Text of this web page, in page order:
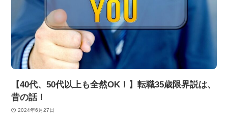
【40代、50代以上も全然OK！】転職35歳限界説は、
昔の話！
2024年6月27日